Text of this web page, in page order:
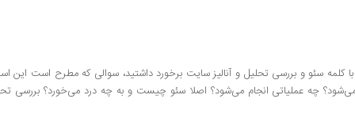
کلمه سئو و بررسی تحلیل و آنالیز سایت برخورد داشتید، سوالی که مطرح است این
چه عملیاتی انجام می‌شود؟ اصلا سئو چیست و به چه درد می‌خورد؟ بررسی